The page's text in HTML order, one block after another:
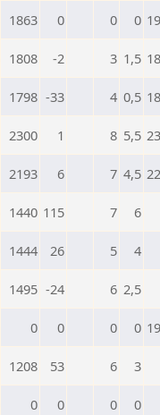
1863 0 0 0
1808 -2 3 1,5
1798 -33 4 0,5
2300 1 8 5,5
2193 6 7 4,5
1440 115 7 6
1444 26 5 4
1495 -24 6 2,5
0 0 0 0
1208 53 6 3
0 0 0 0